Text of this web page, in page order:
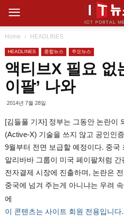
Home HEADLINES
HEADLINES 종합뉴스 주요뉴스
액티브X 필요 없
이팔’ 나와
2014년 7월 28일
[김들풀 기자] 정부는 그동안 논란이
(Active-X) 기술을 쓰지 않고 공인인
9월부터 전면 보급할 예정이다. 중국
알리바바 그룹이 미국 페이팔처럼
전자결제 시장에 진출하며, 논란은
중국에 넘겨 주는게 아니냐는 우려
에
이 콘텐츠는 사이트 회원 전용입니